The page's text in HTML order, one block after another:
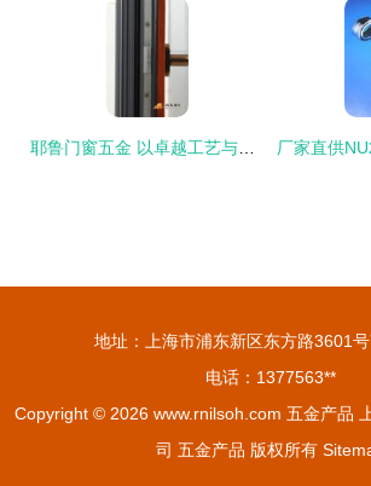
地址：上海市浦东新区东方路3601
电话：1377563**
Copyright © 2026 www.rnilsoh.com 五金产品
司 五金产品 版权所有